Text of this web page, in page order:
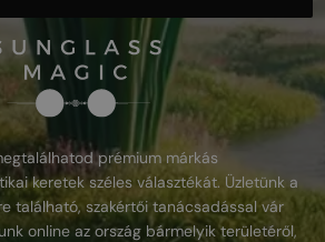
prémium márkás
keretek széles választékát. Üzletünk a
található, szakértői tanácsadással vár
online az ország bármelyik területéről,